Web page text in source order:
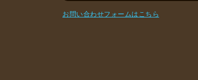
お問い合わせフォームはこちら